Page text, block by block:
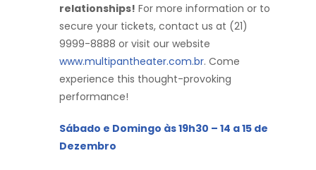
relationships! For more information or to
secure your tickets, contact us at (21)
9999-8888 or visit our website
www.multipantheater.com.br. Come
experience this thought-provoking
performance!
Sábado e Domingo às 19h30 – 14 a 15 de
Dezembro